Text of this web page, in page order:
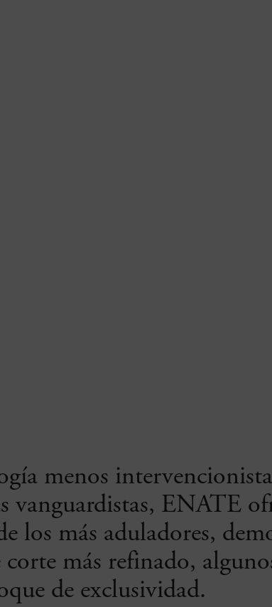
menos
vanguardistas, ENATE
los más aduladores,
más refinado,
de exclusividad.